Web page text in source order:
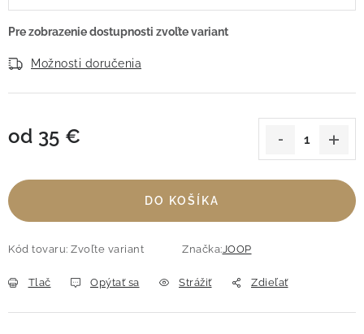
Možnosti doručenia
od 35 €
DO KOŠÍKA
Kód tovaru: Zvoľte variant Značka:JOOP
Tlač Opýtať sa Strážiť Zdieľať